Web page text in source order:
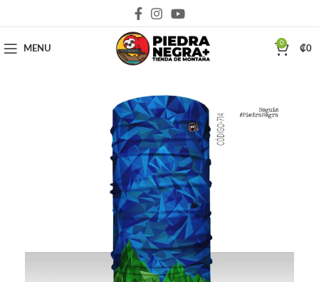
MENU
0
₡0
Deja que la montaña sea parte de tu vida